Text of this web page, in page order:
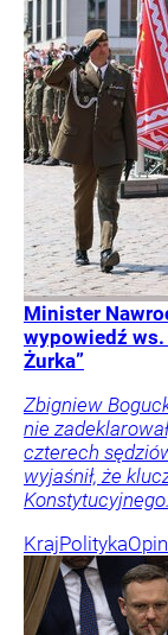
Minister
wypowiedź ws.
Żurka”
Zbigniew
nie
czterech
wyjaśnił, że
Konstytucyjnego.
KrajPolityka